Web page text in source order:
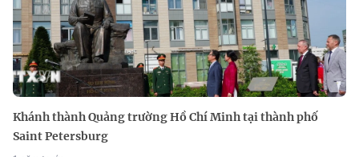
Khánh thành Quảng trường Hồ Chí Minh tại thành phố
Saint Petersburg